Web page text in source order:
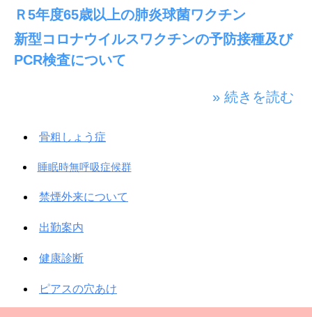
Ｒ5年度65歳以上の肺炎球菌ワクチン
新型コロナウイルスワクチンの予防接種及び
PCR検査について
» 続きを読む
骨粗しょう症
睡眠時無呼吸症候群
禁煙外来について
出勤案内
健康診断
ピアスの穴あけ